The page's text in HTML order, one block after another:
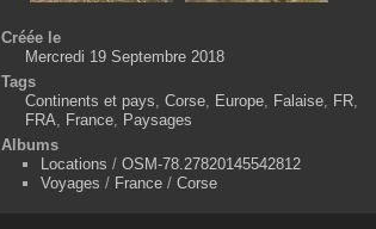
Créée le
Mercredi 19 Septembre 2018
Tags
Continents et pays, Corse, Europe, Falaise, FR,
FRA, France, Paysages
Albums
Locations / OSM-78.27820145542812
Voyages / France/ Corse